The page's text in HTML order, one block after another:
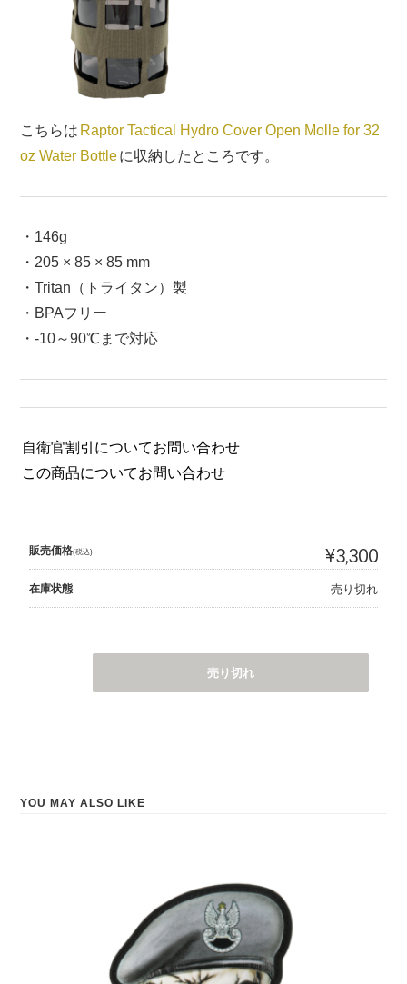
こちらは Raptor Tactical Hydro Cover Open Molle for 32
oz Water Bottleに収納したところです。
・146g
・205 × 85 × 85 mm
・Tritan（トライタン）製
・BPAフリー
・-10～90℃まで対応
自衛官割引についてお問い合わせ
この商品についてお問い合わせ
販売価格(税込) ¥3,300
在庫状態 売り切れ
売り切れ
YOU MAY ALSO LIKE